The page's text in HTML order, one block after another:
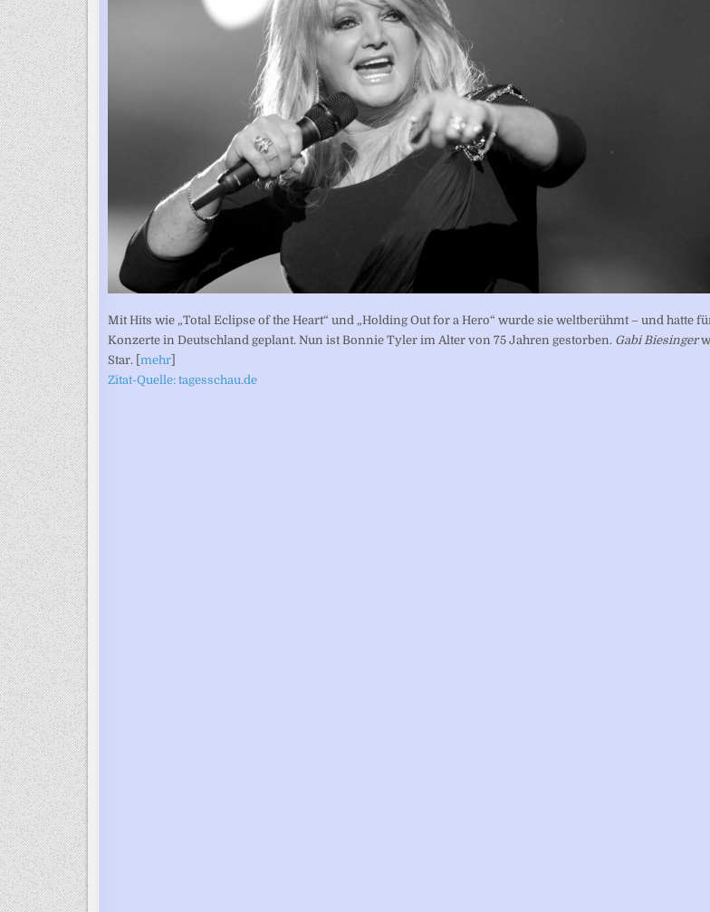
Mit Hits wie „Total Eclipse of the Heart“ und „Holding Out for a Hero“ wurde sie weltberühmt – und hatte
Konzerte in Deutschland geplant. Nun ist Bonnie Tyler im Alter von 75 Jahren gestorben. Gabi Biesinger
Star. [mehr]
Zitat-Quelle: tagesschau.de